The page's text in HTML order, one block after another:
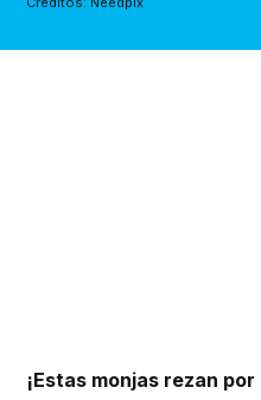
¡Estas monjas rezan